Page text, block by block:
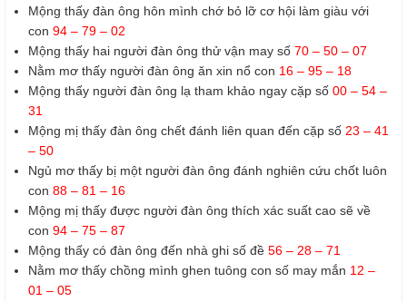
Mộng thấy đàn ông hôn mình chớ bỏ lỡ cơ hội làm giàu với
con 94 – 79 – 02
Mộng thấy hai người đàn ông thử vận may số 70 – 50 – 07
Nằm mơ thấy người đàn ông ăn xin nổ con 16 – 95 – 18
Mộng thấy người đàn ông lạ tham khảo ngay cặp số 00 – 54 –
31
Mộng mị thấy đàn ông chết đánh liên quan đến cặp số 23 – 41
– 50
Ngủ mơ thấy bị một người đàn ông đánh nghiên cứu chốt luôn
con 88 – 81 – 16
Mộng mị thấy được người đàn ông thích xác suất cao sẽ về
con 94 – 75 – 87
Mộng thấy có đàn ông đến nhà ghi số đề 56 – 28 – 71
Nằm mơ thấy chồng mình ghen tuông con số may mắn 12 –
01 – 05